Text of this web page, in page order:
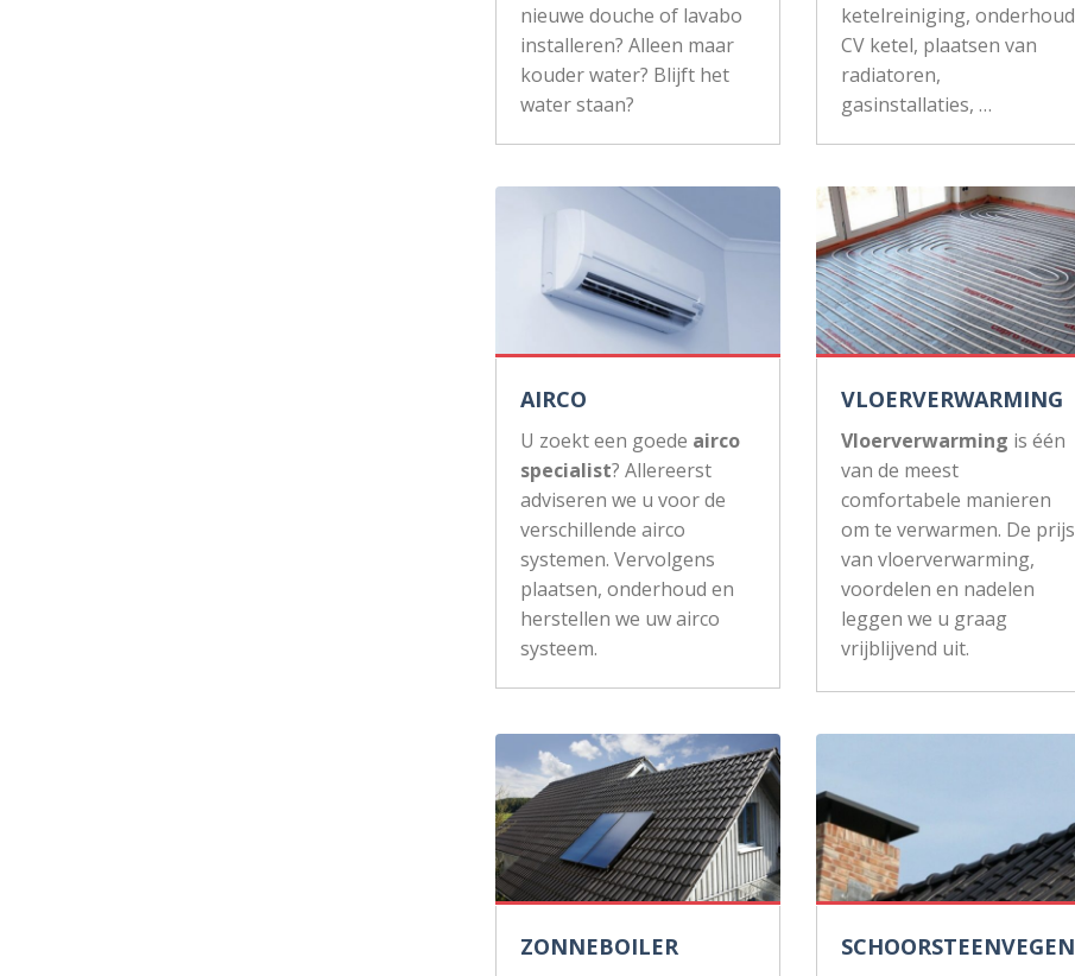
nieuwe douche of lavabo
installeren? Alleen maar
kouder water? Blijft het
water staan?
ketelreiniging, onderhoud
CV ketel, plaatsen van
radiatoren,
gasinstallaties, …
AIRCO
U zoekt een goede airco
specialist? Allereerst
adviseren we u voor de
verschillende airco
systemen. Vervolgens
plaatsen, onderhoud en
herstellen we uw airco
systeem.
VLOERVERWARMING
Vloerverwarming is één
van de meest
comfortabele manieren
om te verwarmen. De prijs
van vloerverwarming,
voordelen en nadelen
leggen we u graag
vrijblijvend uit.
ZONNEBOILER SCHOORSTEENVEGEN